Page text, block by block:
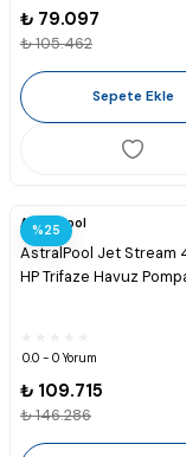
₺ 79.097
₺ 105.462
Sepete Ekle
%25
Astralpool
AstralPool Jet Stream
HP Trifaze Havuz
0.0 - 0 Yorum
₺ 109.715
₺ 146.286